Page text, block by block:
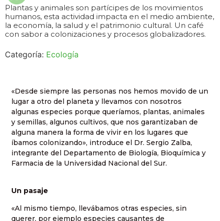
Plantas y animales son partícipes de los movimientos
humanos, esta actividad impacta en el medio ambiente,
la economía, la salud y el patrimonio cultural. Un café
con sabor a colonizaciones y procesos globalizadores.
Categoría: Ecología
«Desde siempre las personas nos hemos movido de un
lugar a otro del planeta y llevamos con nosotros
algunas especies porque queríamos, plantas, animales
y semillas, algunos cultivos, que nos garantizaban de
alguna manera la forma de vivir en los lugares que
íbamos colonizando», introduce el Dr. Sergio Zalba,
integrante del Departamento de Biología, Bioquímica y
Farmacia de la Universidad Nacional del Sur.
Un pasaje
«Al mismo tiempo, llevábamos otras especies, sin
querer, por ejemplo especies causantes de